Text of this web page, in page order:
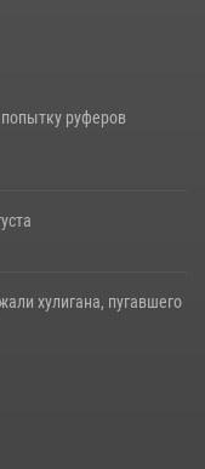
руферов
хулигана, пугавшего